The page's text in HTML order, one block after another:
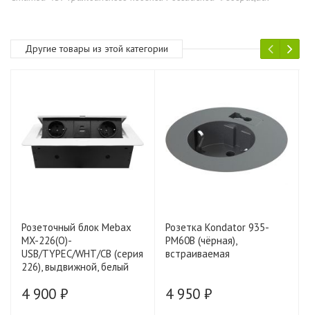
Другие товары из этой категории
Розеточный блок Mebax
MX-226(O)-
USB/TYPEC/WHT/CB (серия
226), выдвижной, белый
4 900 ₽
Розетка Kondator 935-
PM60B (чёрная),
встраиваемая
4 950 ₽